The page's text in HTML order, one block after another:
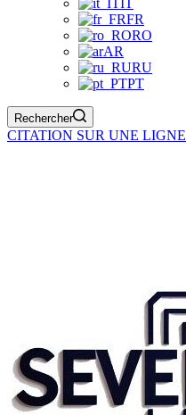
FR
RO
AR
RU
PT
Rechercher
CITATION SUR UNE LIGNE